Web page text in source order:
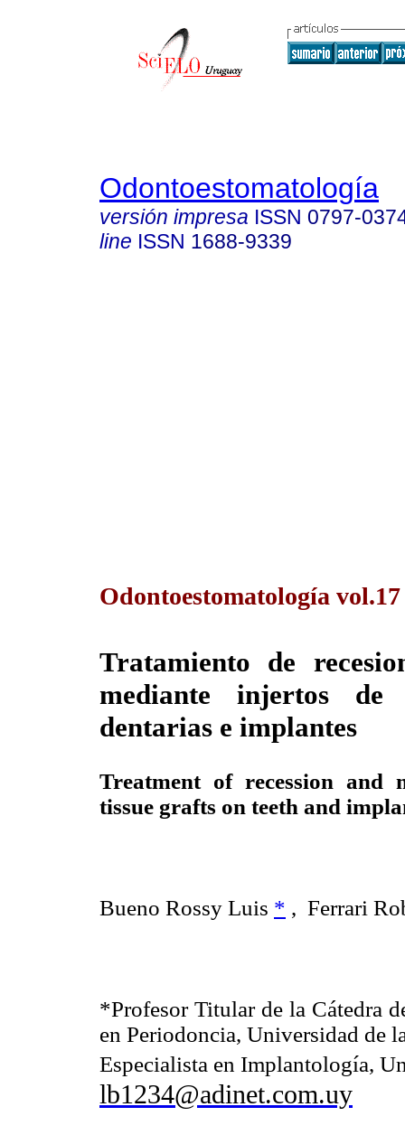
Odontoestomatología
versión impresa ISSN 0797-
line ISSN 1688-9339
Odontoestomatología
Tratamiento de
mediante injertos
dentarias e implantes
Treatment of recession and
tissue grafts on teeth and
Bueno Rossy Luis * , Ferrari
*Profesor Titular de la Cátedra
en Periodoncia, Universidad de
Especialista en Implantología,
lb1234@adinet.com.uy